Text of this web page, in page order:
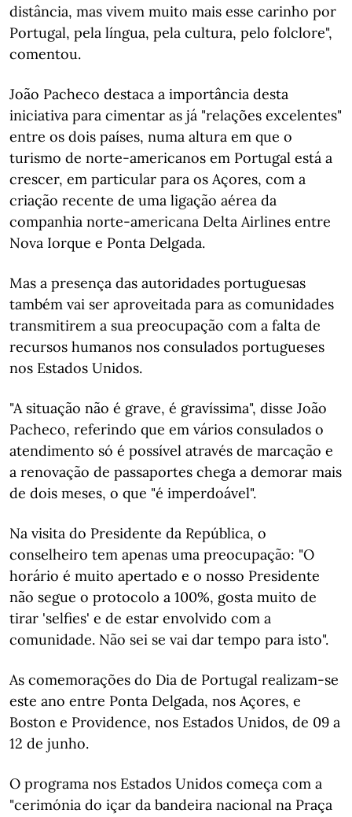
distância, mas vivem muito mais esse carinho por
Portugal, pela língua, pela cultura, pelo folclore",
comentou.
João Pacheco destaca a importância desta
iniciativa para cimentar as já "relações excelentes"
entre os dois países, numa altura em que o
turismo de norte-americanos em Portugal está a
crescer, em particular para os Açores, com a
criação recente de uma ligação aérea da
companhia norte-americana Delta Airlines entre
Nova Iorque e Ponta Delgada.
Mas a presença das autoridades portuguesas
também vai ser aproveitada para as comunidades
transmitirem a sua preocupação com a falta de
recursos humanos nos consulados portugueses
nos Estados Unidos.
"A situação não é grave, é gravíssima", disse João
Pacheco, referindo que em vários consulados o
atendimento só é possível através de marcação e
a renovação de passaportes chega a demorar mais
de dois meses, o que "é imperdoável".
Na visita do Presidente da República, o
conselheiro tem apenas uma preocupação: "O
horário é muito apertado e o nosso Presidente
não segue o protocolo a 100%, gosta muito de
tirar 'selfies' e de estar envolvido com a
comunidade. Não sei se vai dar tempo para isto".
As comemorações do Dia de Portugal realizam-se
este ano entre Ponta Delgada, nos Açores, e
Boston e Providence, nos Estados Unidos, de 09 a
12 de junho.
O programa nos Estados Unidos começa com a
"cerimónia do içar da bandeira nacional na Praça